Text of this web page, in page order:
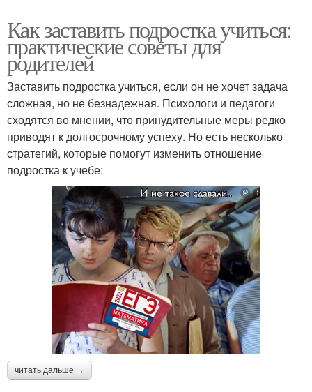
Как заставить подростка учиться:
практические советы для
родителей
Заставить подростка учиться, если он не хочет задача
сложная, но не безнадежная. Психологи и педагоги
сходятся во мнении, что принудительные меры редко
приводят к долгосрочному успеху. Но есть несколько
стратегий, которые помогут изменить отношение
подростка к учебе:
читать дальше →